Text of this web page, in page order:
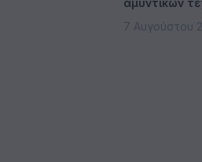
αμυντικών
7 Αυγούστου